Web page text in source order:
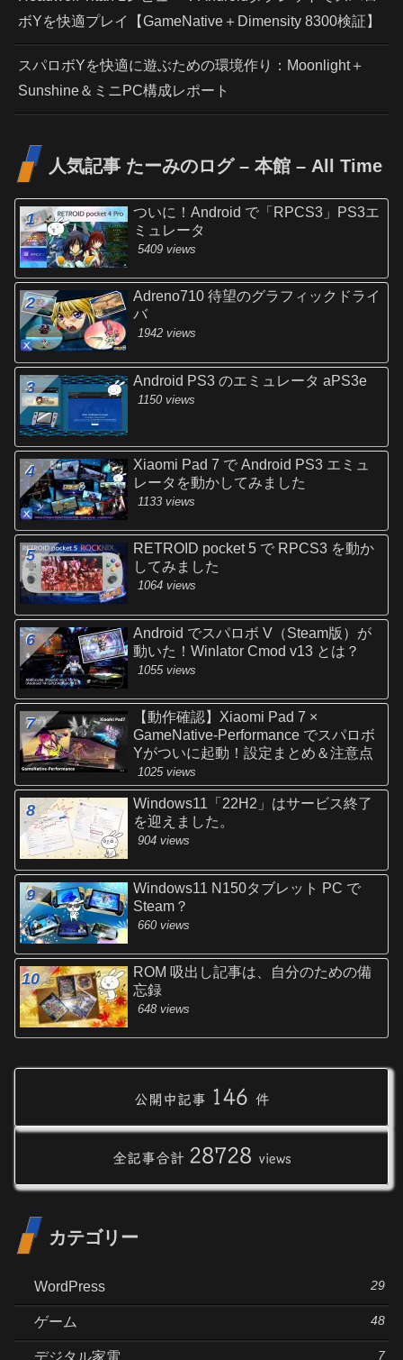
ボYを快適プレイ【GameNative＋Dimensity 8300検証】
スパロボYを快適に遊ぶための環境作り：Moonlight＋
Sunshine＆ミニPC構成レポート
人気記事 たーみのログ – 本館 – All Time
ついに！Android で「RPCS3」PS3エ
ミュレータ
5409 views
Adreno710 待望のグラフィックドライ
バ
1942 views
Android PS3 のエミュレータ aPS3e
1150 views
Xiaomi Pad 7 で Android PS3 エミュ
レータを動かしてみました
1133 views
RETROID pocket 5 で RPCS3 を動か
してみました
1064 views
Android でスパロボ V（Steam版）が
動いた！Winlator Cmod v13 とは？
1055 views
【動作確認】Xiaomi Pad 7 ×
GameNative-Performance でスパロボ
Yがついに起動！設定まとめ＆注意点
1025 views
Windows11「22H2」はサービス終了
を迎えました。
904 views
Windows11 N150タブレット PC で
Steam？
660 views
ROM 吸出し記事は、自分のための備
忘録
648 views
公開中記事 146 件
全記事合計 28728 views
カテゴリー
WordPress 29
ゲーム 48
デジタル家電 7